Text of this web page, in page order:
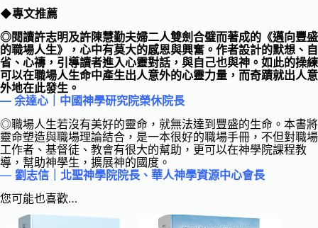
◆專文推薦
◎閱讀許志明及許陳慧勤夫婦二人雙劍合璧而著成的《邁向豐盛
的職場人生》，心中有莫大的感恩與興奮。作者設計的默想、自
省、心禱，引導讀者進入心靈對話，與自己也與神。如此的操練
可以在職場人生命中產生出人意外的心靈力量，而奇蹟就出人意
外地在此發生。
— 余達心｜中國神學研究院榮休院長
◎職場人生若沒有美好的靈命，就無法達到豐盛的生命。本書將
靈命塑造與職場理論結合，是一本很好的職場手冊，不但對職場
工作者、基督徒、教會有很大的幫助，更可以在神學院課程教
導，幫助神學生，擴展神的國度。
— 劉志信｜北聖神學院院長、華人神學資源中心會長
您可能也喜歡…